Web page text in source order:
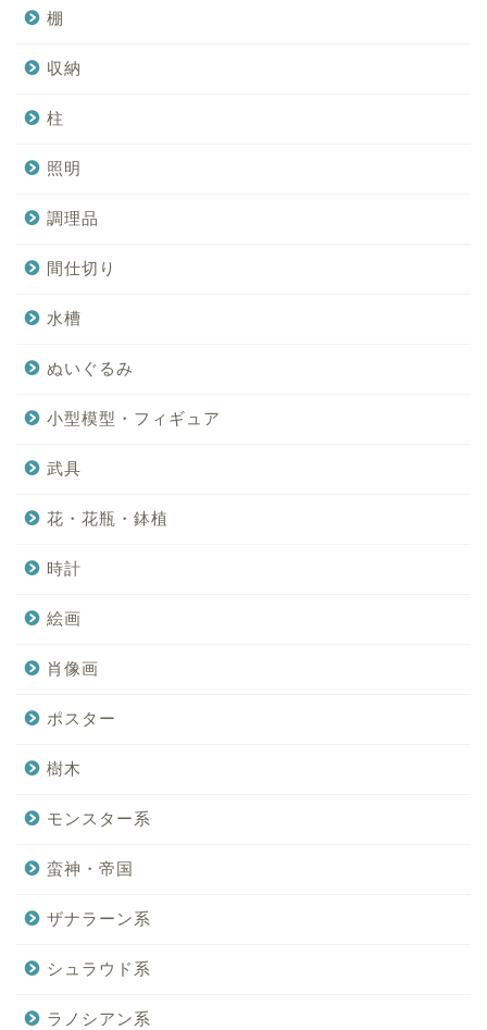
棚
収納
柱
照明
調理品
間仕切り
水槽
ぬいぐるみ
小型模型・フィギュア
武具
花・花瓶・鉢植
時計
絵画
肖像画
ポスター
樹木
モンスター系
蛮神・帝国
ザナラーン系
シュラウド系
ラノシアン系